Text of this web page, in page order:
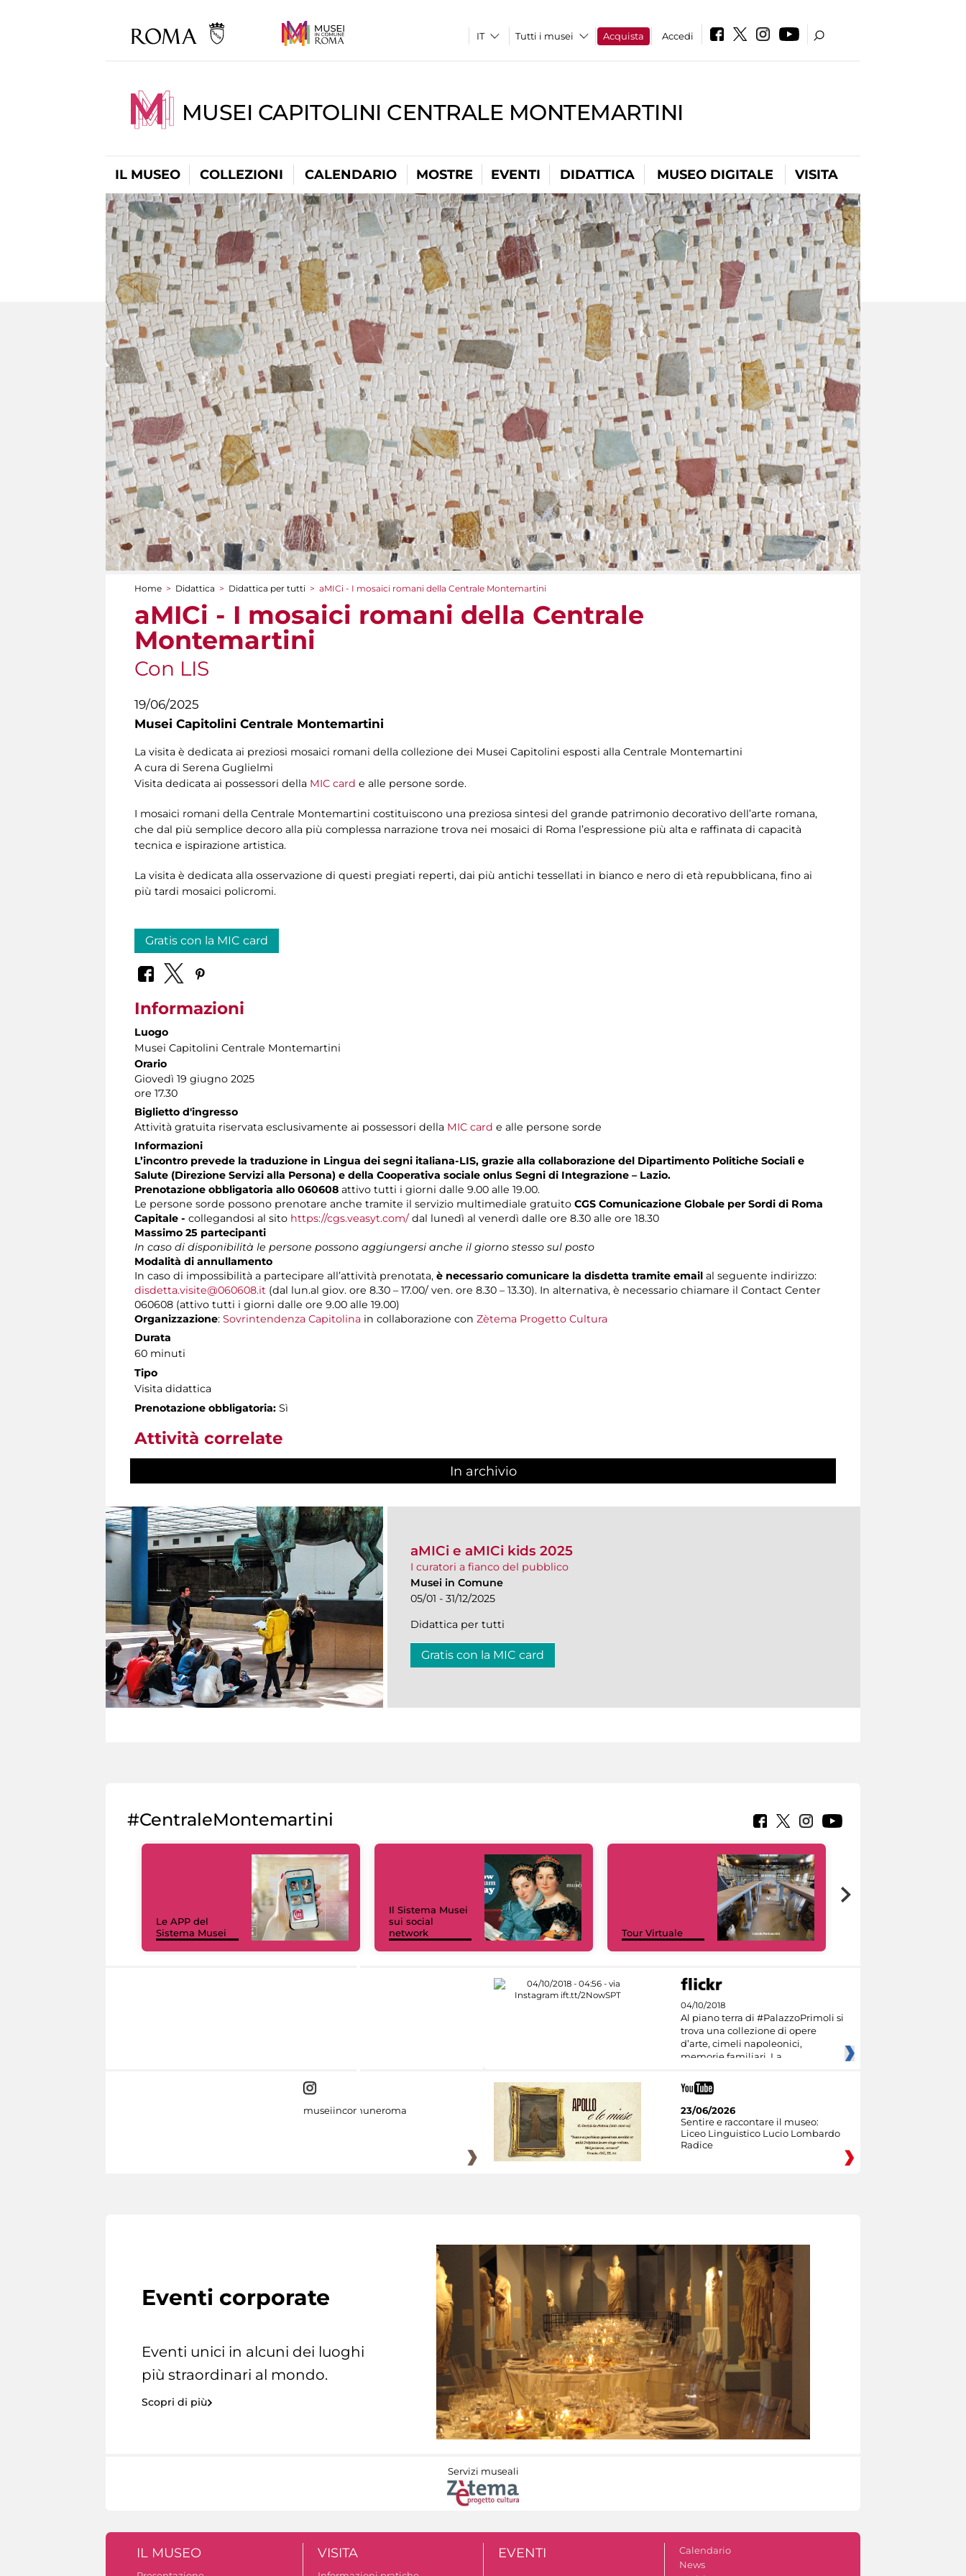
Tutti i musei Acquista Accedi
MUSEI CAPITOLINI CENTRALE MONTEMARTINI
IL MUSEO COLLEZIONI CALENDARIO MOSTRE EVENTI DIDATTICA MUSEO DIGITALE VISITA
Tu sei qui
Home > Didattica > Didattica per tutti > aMICi - I mosaici romani della Centrale Montemartini
aMICi - I mosaici romani della Centrale
Montemartini
Con LIS
19/06/2025
Musei Capitolini Centrale Montemartini
La visita è dedicata ai preziosi mosaici romani della collezione dei Musei Capitolini esposti alla Centrale Montemartini
A cura di Serena Guglielmi
Visita dedicata ai possessori della MIC card e alle persone sorde.
I mosaici romani della Centrale Montemartini costituiscono una preziosa sintesi del grande patrimonio decorativo dell’arte romana,
che dal più semplice decoro alla più complessa narrazione trova nei mosaici di Roma l’espressione più alta e raffinata di capacità
tecnica e ispirazione artistica.
La visita è dedicata alla osservazione di questi pregiati reperti, dai più antichi tessellati in bianco e nero di età repubblicana, fino ai
più tardi mosaici policromi.
Gratis con la MIC card
Informazioni
Luogo
Musei Capitolini Centrale Montemartini
Orario
Giovedì 19 giugno 2025
ore 17.30
Biglietto d'ingresso
Attività gratuita riservata esclusivamente ai possessori della MIC card e alle persone sorde
Informazioni
L’incontro prevede la traduzione in Lingua dei segni italiana-LIS, grazie alla collaborazione del Dipartimento Politiche Sociali e
Salute (Direzione Servizi alla Persona) e della Cooperativa sociale onlus Segni di Integrazione – Lazio.
Prenotazione obbligatoria allo 060608 attivo tutti i giorni dalle 9.00 alle 19.00.
Le persone sorde possono prenotare anche tramite il servizio multimediale gratuito CGS Comunicazione Globale per Sordi di Roma
Capitale - collegandosi al sito https://cgs.veasyt.com/dal lunedì al venerdì dalle ore 8.30 alle ore 18.30
Massimo 25 partecipanti
In caso di disponibilità le persone possono aggiungersi anche il giorno stesso sul posto
Modalità di annullamento
In caso di impossibilità a partecipare all’attività prenotata, è necessario comunicare la disdetta tramite email al seguente indirizzo:
disdetta.visite@060608.it (dal lun.al giov. ore 8.30 – 17.00/ ven. ore 8.30 – 13.30). In alternativa, è necessario chiamare il Contact Center
060608 (attivo tutti i giorni dalle ore 9.00 alle 19.00)
Organizzazione: Sovrintendenza Capitolina in collaborazione con Zètema Progetto Cultura
Durata
60 minuti
Tipo
Visita didattica
Prenotazione obbligatoria: Sì
Attività correlate
In archivio
aMICi e aMICi kids 2025
I curatori a fianco del pubblico
Musei in Comune
05/01 - 31/12/2025
Didattica per tutti
Gratis con la MIC card
#CentraleMontemartini
Le APP del
Sistema Musei
Il Sistema Musei
sui social
network
Tour Virtuale
04/10/2018
Al piano terra di #PalazzoPrimoli si
trova una collezione di opere
d’arte, cimeli napoleonici,
memorie familiari. La
museiincomuneroma
23/06/2026
Sentire e raccontare il museo:
Liceo Linguistico Lucio Lombardo
Radice
Eventi corporate
Eventi unici in alcuni dei luoghi
più straordinari al mondo.
Scopri di più
Servizi museali
IL MUSEO VISITA EVENTI
Calendario
News